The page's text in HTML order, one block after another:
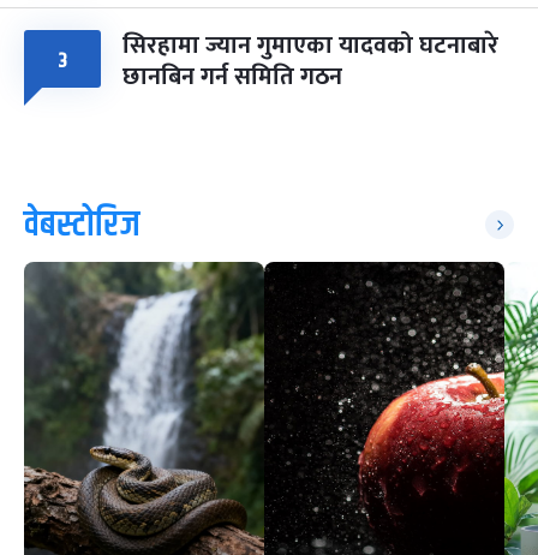
३ सिरहामा ज्यान गुमाएका यादवको घटनाबारे
छानबिन गर्न समिति गठन
वेबस्टोरिज